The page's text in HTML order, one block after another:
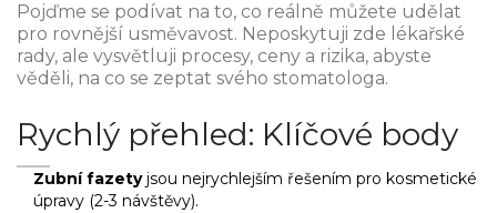
Pojďme se podívat na to, co reálně můžete udělat
pro rovnější usměvavost. Neposkytuji zde lékařské
rady, ale vysvětluji procesy, ceny a rizika, abyste
věděli, na co se zeptat svého stomatologa.
Rychlý přehled: Klíčové body
Zubní fazetyjsou nejrychlejším řešením pro kosmetické
úpravy (2-3 návštěvy).